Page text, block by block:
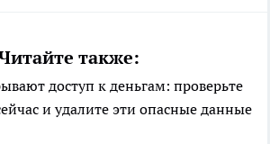
также:
доступ к деньгам: проверьте
и удалите эти опасные данные